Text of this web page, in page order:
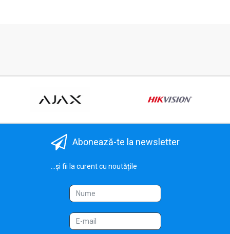
Abonează-te la newsletter
...și fii la curent cu noutățile